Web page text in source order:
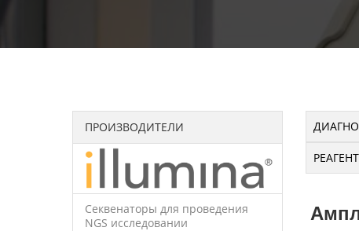
ПРОИЗВОДИТЕЛИ
Секвенаторы для проведения
NGS исследовании